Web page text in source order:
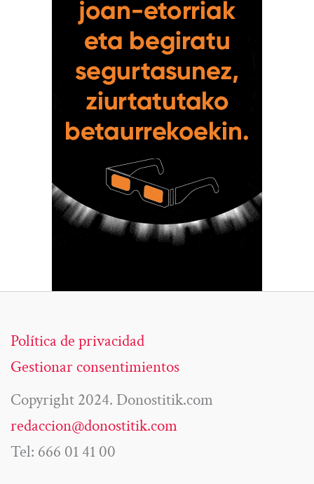
Política de privacidad
Gestionar consentimientos
Copyright 2024. Donostitik.com
redaccion@donostitik.com
Tel: 666 01 41 00